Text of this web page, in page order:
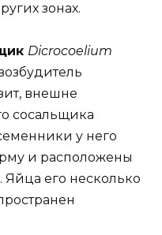
зонах.
Dicrocoelium
внешне
сосальщика
у него
и расположены
Яйца его несколько